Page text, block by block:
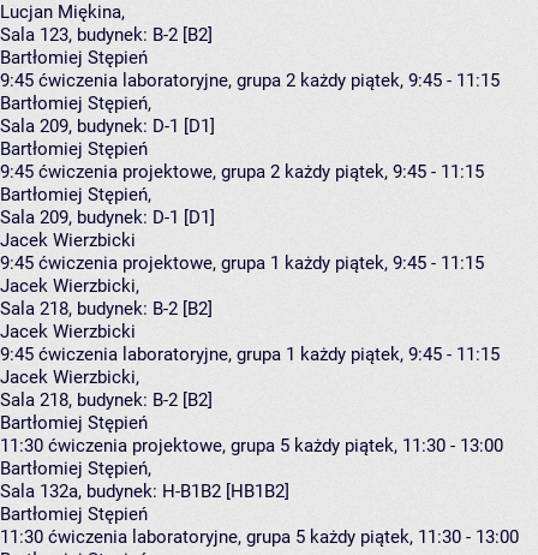
Lucjan Miękina,
Sala 123, budynek: B-2 [B2]
Bartłomiej Stępień
9:45 ćwiczenia laboratoryjne, grupa 2 każdy piątek, 9:45 - 11:15
Bartłomiej Stępień,
Sala 209, budynek: D-1 [D1]
Bartłomiej Stępień
9:45 ćwiczenia projektowe, grupa 2 każdy piątek, 9:45 - 11:15
Bartłomiej Stępień,
Sala 209, budynek: D-1 [D1]
Jacek Wierzbicki
9:45 ćwiczenia projektowe, grupa 1 każdy piątek, 9:45 - 11:15
Jacek Wierzbicki,
Sala 218, budynek: B-2 [B2]
Jacek Wierzbicki
9:45 ćwiczenia laboratoryjne, grupa 1 każdy piątek, 9:45 - 11:15
Jacek Wierzbicki,
Sala 218, budynek: B-2 [B2]
Bartłomiej Stępień
11:30 ćwiczenia projektowe, grupa 5 każdy piątek, 11:30 - 13:00
Bartłomiej Stępień,
Sala 132a, budynek: H-B1B2 [HB1B2]
Bartłomiej Stępień
11:30 ćwiczenia laboratoryjne, grupa 5 każdy piątek, 11:30 - 13:00